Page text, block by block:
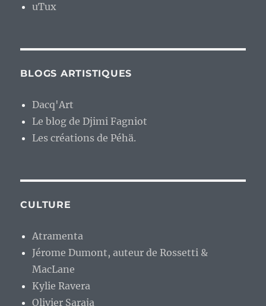
uTux
BLOGS ARTISTIQUES
Dacq'Art
Le blog de Djimi Fagniot
Les créations de Péhä.
CULTURE
Atramenta
Jérome Dumont, auteur de Rossetti &
MacLane
Kylie Ravera
Olivier Saraja